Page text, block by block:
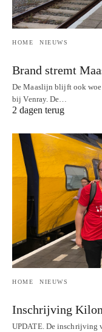
HOME NIEUWS
Brand stremt
De Maaslijn blijft ook
bij Venray. De…
2 dagen terug
HOME NIEUWS
Inschrijving
UPDATE. De inschrijving